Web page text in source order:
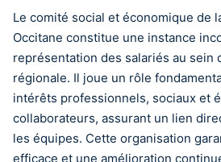
Le comité social et économique de
Occitane constitue une instance
représentation des salariés au sein
régionale. Il joue un rôle
intérêts professionnels, sociaux et
collaborateurs, assurant un lien
les équipes. Cette organisation
efficace et une amélioration